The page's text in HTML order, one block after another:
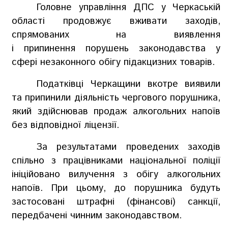
Головне управління ДПС у Черкаській
області продовжує вживати заходів,
спрямованих
на виявлення
і припинення порушень законодавства у
сфері незаконного обігу підакцизних товарів.
Податківці Черкащини вкотре виявили
та припинили діяльність чергового порушника,
який здійснював продаж алкогольних напоїв
без відповідної ліцензії.
За результатами проведених заходів
спільно з працівниками національної поліції
ініційовано вилучення з обігу алкогольних
напоїв.
При цьому, до порушника будуть
застосовані штрафні (фінансові) санкції,
передбачені чинним законодавством.